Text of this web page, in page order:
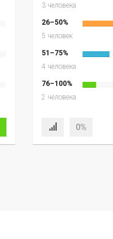
3 человека
26–50%
5 человек
51–75%
4 человека
76–100%
2 человека
0%